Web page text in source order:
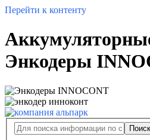
Перейти к контенту
Энкодеры
Поиск